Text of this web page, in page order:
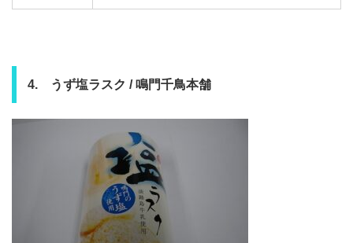
4. うず塩ラスク / 鳴門千鳥本舗